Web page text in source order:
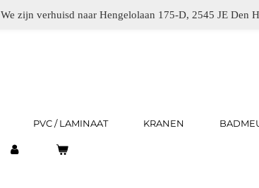
We zijn verhuisd naar Hengelolaan 175-D, 2545 JE Den
PVC / LAMINAAT KRANEN